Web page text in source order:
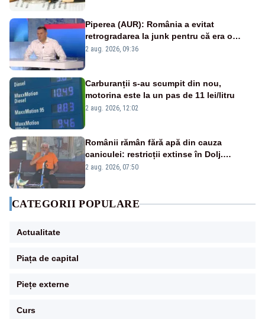
Piperea (AUR): România a evitat
retrogradarea la junk pentru că era o
catastrofă pentru bănci și fondurile de
2 aug. 2026, 09:36
Carburanții s-au scumpit din nou,
motorina este la un pas de 11 lei/litru
2 aug. 2026, 12:02
Românii rămân fără apă din cauza
caniculei: restricții extinse în Dolj.
Oamenii au „cu program la robinet”
2 aug. 2026, 07:50
CATEGORII POPULARE
Actualitate
Piața de capital
Piețe externe
Curs